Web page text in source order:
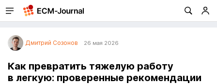
Дмитрий Созонов 26 мая 2026
Как превратить тяжелую работу
в легкую: проверенные рекомендации